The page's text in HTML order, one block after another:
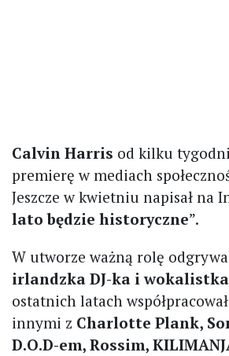
Calvin Harris od kilku
premierę w mediach
Jeszcze w kwietniu napisał na
lato będzie historyczne”.
W utworze ważną rolę odgrywa
irlandzka DJ-ka i wokalistka
ostatnich latach
innymi z Charlotte Plank,
D.O.D-em, Rossim,